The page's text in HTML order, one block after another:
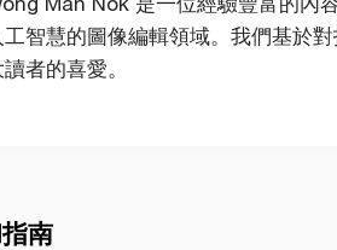
工智慧的圖像編輯領域。我們基於
讀者的喜愛。
南